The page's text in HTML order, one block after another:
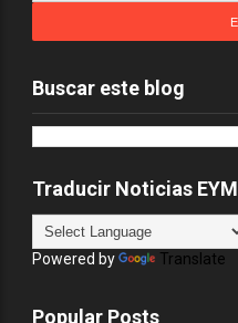
Buscar este blog
Traducir Noticias EYM
Powered by Translate
Popular Posts